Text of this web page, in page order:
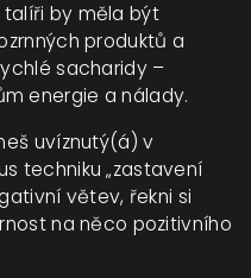
talíři by měla být
produktů a
sacharidy –
energie a nálady.
uvíznutý(á) v
techniku „zastavení
větev, řekni si
na něco pozitivního